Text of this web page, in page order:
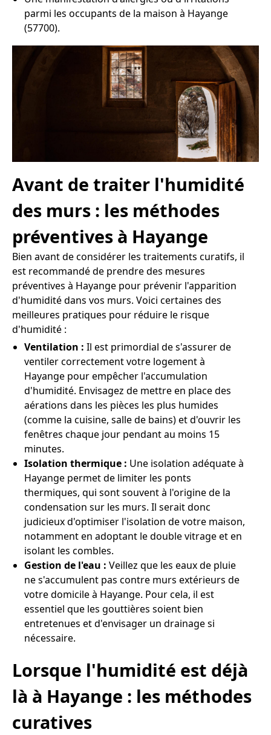
parmi les occupants de la maison à Hayange
(57700).
Avant de traiter l'humidité
des murs : les méthodes
préventives à Hayange
Bien avant de considérer les traitements curatifs, il
est recommandé de prendre des mesures
préventives à Hayange pour prévenir l'apparition
d'humidité dans vos murs. Voici certaines des
meilleures pratiques pour réduire le risque
d'humidité :
Ventilation : Il est primordial de s'assurer de
ventiler correctement votre logement à
Hayange pour empêcher l'accumulation
d'humidité. Envisagez de mettre en place des
aérations dans les pièces les plus humides
(comme la cuisine, salle de bains) et d'ouvrir les
fenêtres chaque jour pendant au moins 15
minutes.
Isolation thermique : Une isolation adéquate à
Hayange permet de limiter les ponts
thermiques, qui sont souvent à l'origine de la
condensation sur les murs. Il serait donc
judicieux d'optimiser l'isolation de votre maison,
notamment en adoptant le double vitrage et en
isolant les combles.
Gestion de l'eau : Veillez que les eaux de pluie
ne s'accumulent pas contre murs extérieurs de
votre domicile à Hayange. Pour cela, il est
essentiel que les gouttières soient bien
entretenues et d'envisager un drainage si
nécessaire.
Lorsque l'humidité est déjà
là à Hayange : les méthodes
curatives